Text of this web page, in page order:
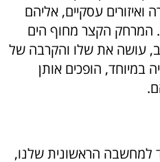
ואיזורים עסקיים, אליהם
המרחק הקצר מחוף הים
עושה את שלו והקרבה של
במיוחד, הופכים אותן
למחשבה הראשונית שלנו,